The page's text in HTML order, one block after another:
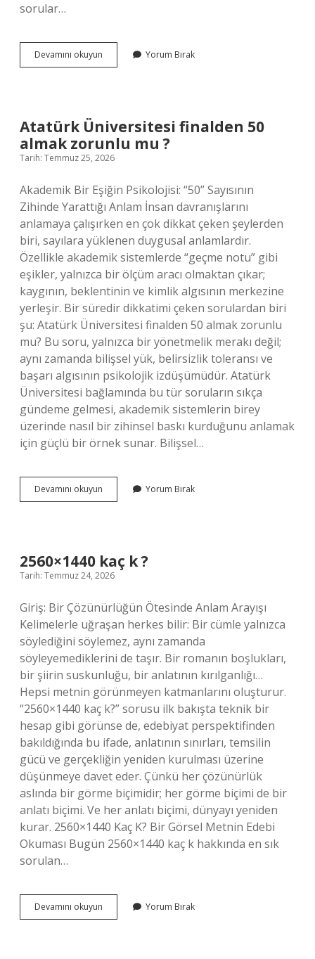
sorular…
Devamını okuyun
hangi
Yorum Bırak
Atatürk Üniversitesi finalden 50
almak zorunlu mu ?
Tarih: Temmuz 25, 2026
Akademik Bir Eşiğin Psikolojisi: “50” Sayısının
Zihinde Yarattığı Anlam İnsan davranışlarını
anlamaya çalışırken en çok dikkat çeken şeylerden
biri, sayılara yüklenen duygusal anlamlardır.
Özellikle akademik sistemlerde “geçme notu” gibi
eşikler, yalnızca bir ölçüm aracı olmaktan çıkar;
kaygının, beklentinin ve kimlik algısının merkezine
yerleşir. Bir süredir dikkatimi çeken sorulardan biri
şu: Atatürk Üniversitesi finalden 50 almak zorunlu
mu? Bu soru, yalnızca bir yönetmelik merakı değil;
aynı zamanda bilişsel yük, belirsizlik toleransı ve
başarı algısının psikolojik izdüşümüdür. Atatürk
Üniversitesi bağlamında bu tür soruların sıkça
gündeme gelmesi, akademik sistemlerin birey
üzerinde nasıl bir zihinsel baskı kurduğunu anlamak
için güçlü bir örnek sunar. Bilişsel…
Devamını okuyun
Üniversitesi
mu
?
Yorum Bırak
2560×1440 kaç k ?
Tarih: Temmuz 24, 2026
Giriş: Bir Çözünürlüğün Ötesinde Anlam Arayışı
Kelimelerle uğraşan herkes bilir: Bir cümle yalnızca
söylediğini söylemez, aynı zamanda
söyleyemediklerini de taşır. Bir romanın boşlukları,
bir şiirin suskunluğu, bir anlatının kırılganlığı…
Hepsi metnin görünmeyen katmanlarını oluşturur.
“2560×1440 kaç k?” sorusu ilk bakışta teknik bir
hesap gibi görünse de, edebiyat perspektifinden
bakıldığında bu ifade, anlatının sınırları, temsilin
gücü ve gerçekliğin yeniden kurulması üzerine
düşünmeye davet eder. Çünkü her çözünürlük
aslında bir görme biçimidir; her görme biçimi de bir
anlatı biçimi. Ve her anlatı biçimi, dünyayı yeniden
kurar. 2560×1440 Kaç K? Bir Görsel Metnin Edebi
Okuması Bugün 2560×1440 kaç k hakkında en sık
sorulan…
Devamını okuyun 2560×1440
kaç
Yorum Bırak